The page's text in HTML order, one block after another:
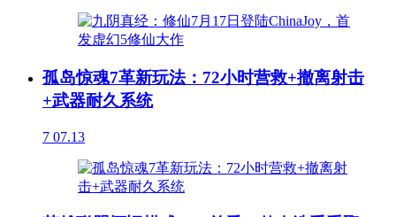
孤岛惊魂7革新玩法：72小时营救+撤离射击
+武器耐久系统
7 07.13